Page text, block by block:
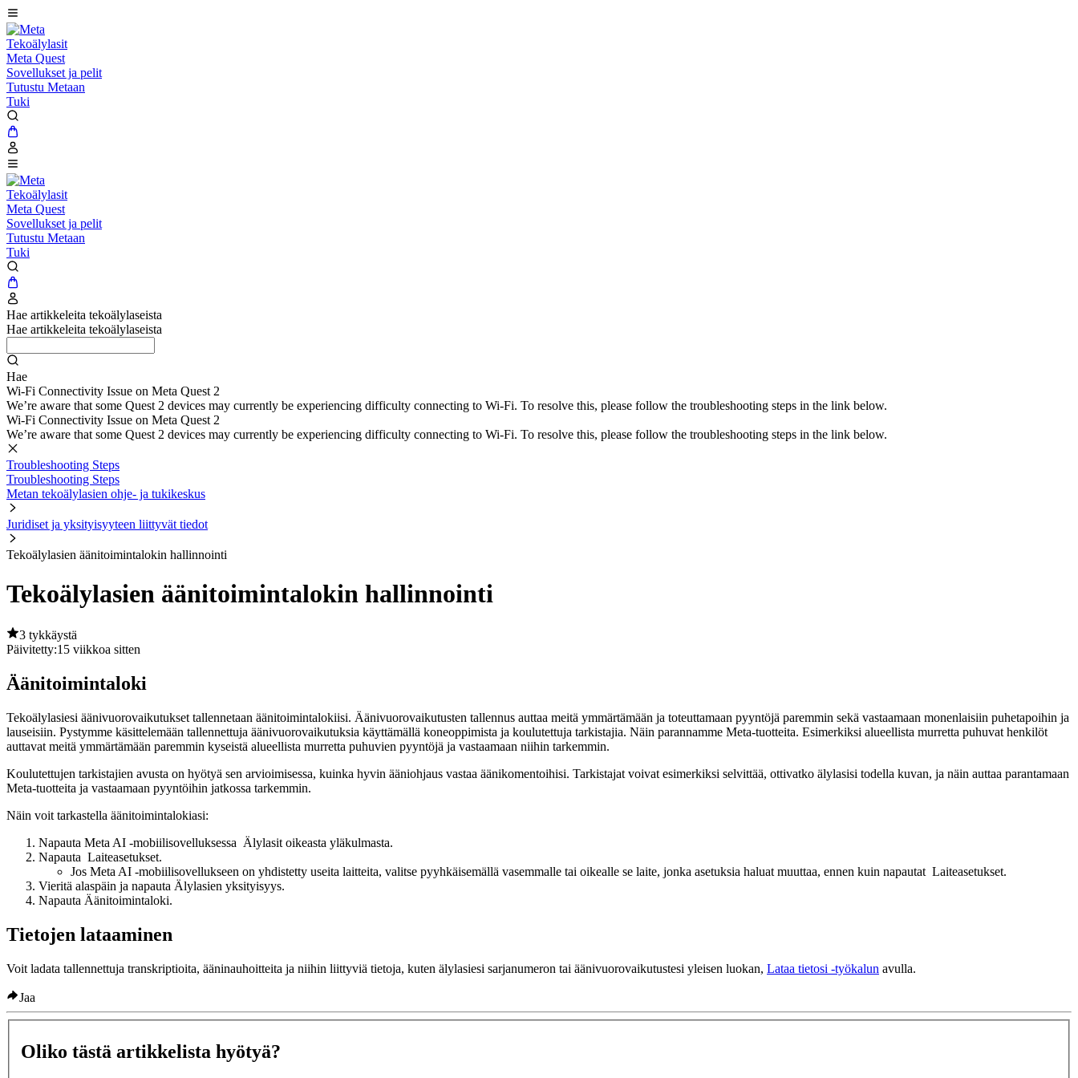
Tekoälylasit
Meta Quest
Sovellukset ja pelit
Tutustu Metaan
Tuki
Tekoälylasit
Meta Quest
Sovellukset ja pelit
Tutustu Metaan
Tuki
Hae artikkeleita tekoälylaseista
Hae artikkeleita tekoälylaseista
Hae
Wi-Fi Connectivity Issue on Meta Quest 2
We’re aware that some Quest 2 devices may currently be experiencing difficulty connecting to Wi-Fi. To resolve this, please follow the troubleshooting steps in the link below.
Wi-Fi Connectivity Issue on Meta Quest 2
We’re aware that some Quest 2 devices may currently be experiencing difficulty connecting to Wi-Fi. To resolve this, please follow the troubleshooting steps in the link below.
Troubleshooting Steps
Troubleshooting Steps
Metan tekoälylasien ohje- ja tukikeskus
Juridiset ja yksityisyyteen liittyvät tiedot
Tekoälylasien äänitoimintalokin hallinnointi
Tekoälylasien äänitoimintalokin hallinnointi
3 tykkäystä
Päivitetty:15 viikkoa sitten
Äänitoimintaloki
Tekoälylasiesi äänivuorovaikutukset tallennetaan äänitoimintalokiisi. Äänivuorovaikutusten tallennus auttaa meitä ymmärtämään ja toteuttamaan pyyntöjä paremmin sekä vastaamaan monenlaisiin puhetapoihin ja
lauseisiin. Pystymme käsittelemään tallennettuja äänivuorovaikutuksia käyttämällä koneoppimista ja koulutettuja tarkistajia. Näin parannamme Meta-tuotteita. Esimerkiksi alueellista murretta puhuvat henkilöt
auttavat meitä ymmärtämään paremmin kyseistä alueellista murretta puhuvien pyyntöjä ja vastaamaan niihin tarkemmin.
Koulutettujen tarkistajien avusta on hyötyä sen arvioimisessa, kuinka hyvin ääniohjaus vastaa äänikomentoihisi. Tarkistajat voivat esimerkiksi selvittää, ottivatko älylasisi todella kuvan, ja näin auttaa parantamaan
Meta-tuotteita ja vastaamaan pyyntöihin jatkossa tarkemmin.
Näin voit tarkastella äänitoimintalokiasi:
Napauta Meta AI -mobiilisovelluksessa Älylasit oikeasta yläkulmasta.
Napauta Laiteasetukset.
Jos Meta AI -mobiilisovellukseen on yhdistetty useita laitteita, valitse pyyhkäisemällä vasemmalle tai oikealle se laite, jonka asetuksia haluat muuttaa, ennen kuin napautat Laiteasetukset.
Vieritä alaspäin ja napauta Älylasien yksityisyys.
Napauta Äänitoimintaloki.
Tietojen lataaminen
Voit ladata tallennettuja transkriptioita, ääninauhoitteita ja niihin liittyviä tietoja, kuten älylasiesi sarjanumeron tai äänivuorovaikutustesi yleisen luokan, Lataa tietosi -työkalun avulla.
Jaa
Oliko tästä artikkelista hyötyä?